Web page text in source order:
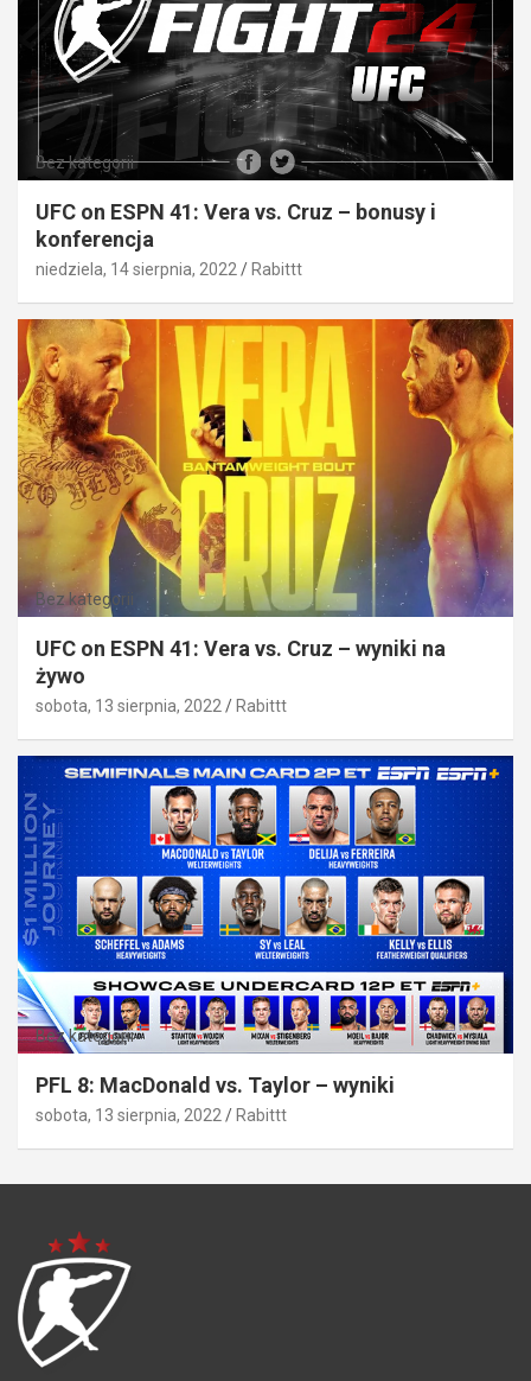
Bez kategorii
UFC on ESPN 41: Vera vs. Cruz – bonusy i
konferencja
niedziela, 14 sierpnia, 2022 Rabittt
Bez kategorii
UFC on ESPN 41: Vera vs. Cruz – wyniki na
żywo
sobota, 13 sierpnia, 2022 Rabittt
Bez kategorii
PFL 8: MacDonald vs. Taylor – wyniki
sobota, 13 sierpnia, 2022 Rabittt